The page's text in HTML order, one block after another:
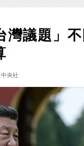
灣議題」
中央社